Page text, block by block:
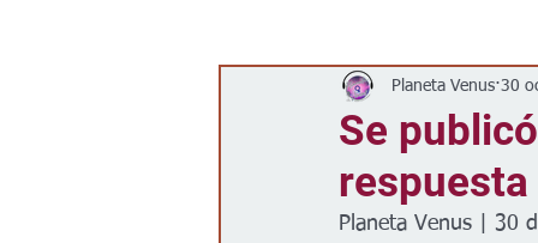
Inmigración Crimen
Clima Vivienda
Se
Planeta Venus 30
Planeta Venus | 30